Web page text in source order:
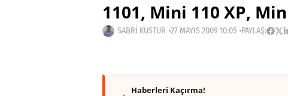
1101, Mini 110 XP,
SABRI KÜSTÜR 27 MAYIS 2009 10:05 PAYLAŞ:
Haberleri Kaçırma!